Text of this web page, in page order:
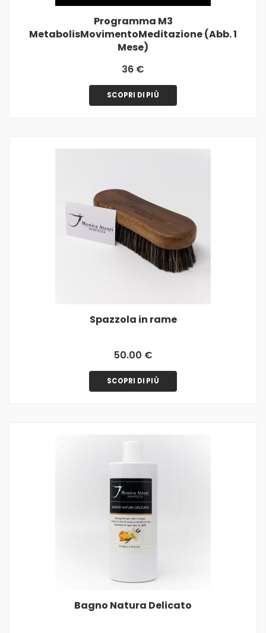
Programma M3
MetabolisMovimentoMeditazione (Abb. 1
Mese)
36 €
SCOPRI DI PIÙ
Spazzola in rame
50.00 €
SCOPRI DI PIÙ
Bagno Natura Delicato